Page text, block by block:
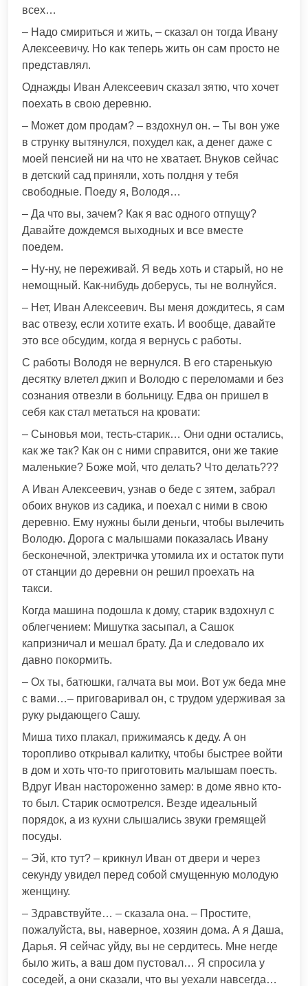
всех…
– Надо смириться и жить, – сказал он тогда Ивану
Алексеевичу. Но как теперь жить он сам просто не
представлял.
Однажды Иван Алексеевич сказал зятю, что хочет
поехать в свою деревню.
– Может дом продам? – вздохнул он. – Ты вон уже
в струнку вытянулся, похудел как, а денег даже с
моей пенсией ни на что не хватает. Внуков сейчас
в детский сад приняли, хоть полдня у тебя
свободные. Поеду я, Володя…
– Да что вы, зачем? Как я вас одного отпущу?
Давайте дождемся выходных и все вместе
поедем.
– Ну-ну, не переживай. Я ведь хоть и старый, но не
немощный. Как-нибудь доберусь, ты не волнуйся.
– Нет, Иван Алексеевич. Вы меня дождитесь, я сам
вас отвезу, если хотите ехать. И вообще, давайте
это все обсудим, когда я вернусь с работы.
С работы Володя не вернулся. В его старенькую
десятку влетел джип и Володю с переломами и без
сознания отвезли в больницу. Едва он пришел в
себя как стал метаться на кровати:
– Сыновья мои, тесть-старик… Они одни остались,
как же так? Как он с ними справится, они же такие
маленькие? Боже мой, что делать? Что делать???
А Иван Алексеевич, узнав о беде с зятем, забрал
обоих внуков из садика, и поехал с ними в свою
деревню. Ему нужны были деньги, чтобы вылечить
Володю. Дорога с малышами показалась Ивану
бесконечной, электричка утомила их и остаток пути
от станции до деревни он решил проехать на
такси.
Когда машина подошла к дому, старик вздохнул с
облегчением: Мишутка засыпал, а Сашок
капризничал и мешал брату. Да и следовало их
давно покормить.
– Ох ты, батюшки, галчата вы мои. Вот уж беда мне
с вами…– приговаривал он, с трудом удерживая за
руку рыдающего Сашу.
Миша тихо плакал, прижимаясь к деду. А он
торопливо открывал калитку, чтобы быстрее войти
в дом и хоть что-то приготовить малышам поесть.
Вдруг Иван настороженно замер: в доме явно кто-
то был. Старик осмотрелся. Везде идеальный
порядок, а из кухни слышались звуки гремящей
посуды.
– Эй, кто тут? – крикнул Иван от двери и через
секунду увидел перед собой смущенную молодую
женщину.
– Здравствуйте… – сказала она. – Простите,
пожалуйста, вы, наверное, хозяин дома. А я Даша,
Дарья. Я сейчас уйду, вы не сердитесь. Мне негде
было жить, а ваш дом пустовал… Я спросила у
соседей, а они сказали, что вы уехали навсегда…